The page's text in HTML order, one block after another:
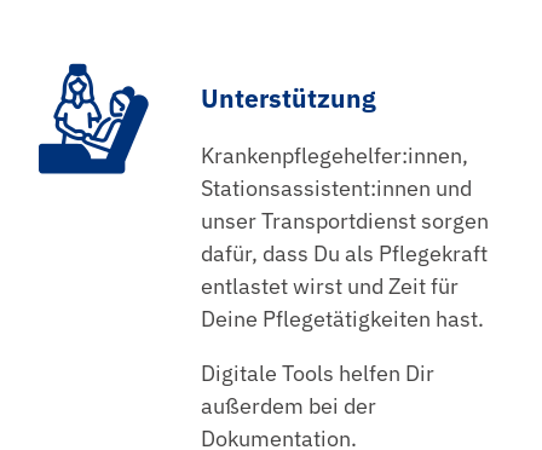
Unterstützung
Krankenpflegehelfer:innen,
Stationsassistent:innen und
unser Transportdienst sorgen
dafür, dass Du als Pflegekraft
entlastet wirst und Zeit für
Deine Pflegetätigkeiten hast.
Digitale Tools helfen Dir
außerdem bei der
Dokumentation.